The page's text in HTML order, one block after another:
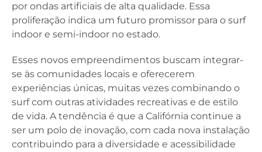
por ondas artificiais de alta qualidade. Essa
proliferação indica um futuro promissor para o surf
indoor e semi-indoor no estado.
Esses novos empreendimentos buscam integrar-
se às comunidades locais e oferecerem
experiências únicas, muitas vezes combinando o
surf com outras atividades recreativas e de estilo
de vida. A tendência é que a Califórnia continue a
ser um polo de inovação, com cada nova instalação
contribuindo para a diversidade e acessibilidade